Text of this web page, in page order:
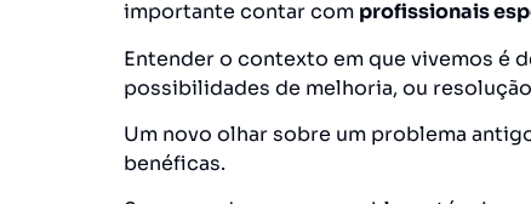
importante contar com profissionais
Entender o contexto em que vivemos é
possibilidades de melhoria, ou
Um novo olhar sobre um problema
benéficas.